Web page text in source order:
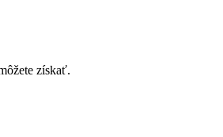
získať.